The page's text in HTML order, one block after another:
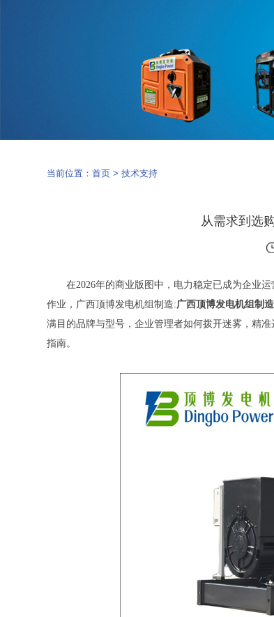
当前位置：首页 >技术支持
从需求到选
在2026年的商业版图中，电力稳定已成为企业
作业， 广西顶博发电机组制造:广西顶博发电机组制造
满目的品牌与型号，企业管理者如何拨开迷雾，精
指南。